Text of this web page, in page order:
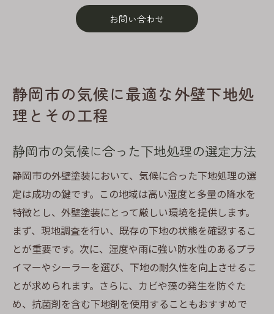
お問い合わせ
静岡市の気候に最適な外壁下地処
理とその工程
静岡市の気候に合った下地処理の選定方法
静岡市の外壁塗装において、気候に合った下地処理の選
定は成功の鍵です。この地域は高い湿度と多量の降水を
特徴とし、外壁塗装にとって厳しい環境を提供します。
まず、現地調査を行い、既存の下地の状態を確認するこ
とが重要です。次に、湿度や雨に強い防水性のあるプラ
イマーやシーラーを選び、下地の耐久性を向上させるこ
とが求められます。さらに、カビや藻の発生を防ぐた
め、抗菌剤を含む下地剤を使用することもおすすめで